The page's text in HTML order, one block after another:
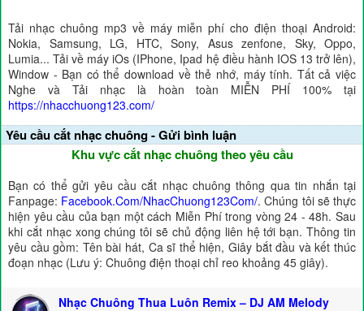
Tải nhạc chuông mp3 về máy miễn phí cho điện thoại Android:
Nokia, Samsung, LG, HTC, Sony, Asus zenfone, Sky, Oppo,
Lumia... Tải về máy iOs (IPhone, Ipad hệ điều hành IOS 13 trở lên),
Window - Bạn có thể download về thẻ nhớ, máy tính. Tất cả việc
Nghe và Tải nhạc là hoàn toàn MIỄN PHÍ 100% tại
https://nhacchuong123.com/
Yêu cầu cắt nhạc chuông - Gửi bình luận
Khu vực cắt nhạc chuông theo yêu cầu
Bạn có thể gửi yêu cầu cắt nhạc chuông thông qua tin nhắn tại
Fanpage: Facebook.Com/NhacChuong123Com/. Chúng tôi sẽ thực
hiện yêu cầu của bạn một cách Miễn Phí trong vòng 24 - 48h. Sau
khi cắt nhạc xong chúng tôi sẽ chủ động liên hệ tới bạn. Thông tin
yêu cầu gồm: Tên bài hát, Ca sĩ thể hiện, Giây bắt đầu và kết thúc
đoạn nhạc (Lưu ý: Chuông điện thoại chỉ reo khoảng 45 giây).
Nhạc Chuông Thua Luôn Remix – DJ AM Melody